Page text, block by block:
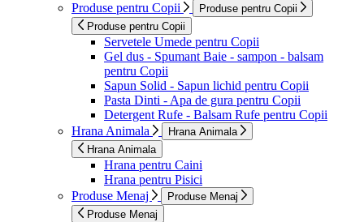
Produse pentru Copii
Produse pentru Copii
Produse pentru Copii
Servetele Umede pentru Copii
Gel dus - Spumant Baie - sampon - balsam
pentru Copii
Sapun Solid - Sapun lichid pentru Copii
Pasta Dinti - Apa de gura pentru Copii
Detergent Rufe - Balsam Rufe pentru Copii
Hrana Animala
Hrana Animala
Hrana Animala
Hrana pentru Caini
Hrana pentru Pisici
Produse Menaj
Produse Menaj
Produse Menaj